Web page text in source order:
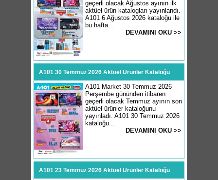
geçerli olacak Ağustos ayının ilk
aktüel ürün katalogları yayınlandı.
A101 6 Ağustos 2026 kataloğu ile
bu hafta...
DEVAMINI OKU >>
A101 30 Temmuz 2026 Aktüel Ürünler Kataloğu
A101 Market 30 Temmuz 2026
Perşembe gününden itibaren
geçerli olacak Temmuz ayının son
aktüel ürünler kataloğunu
yayınladı. A101 30 Temmuz 2026
kataloğu...
DEVAMINI OKU >>
A101 23 Temmuz 2026 Aktüel Ürünler Kataloğu